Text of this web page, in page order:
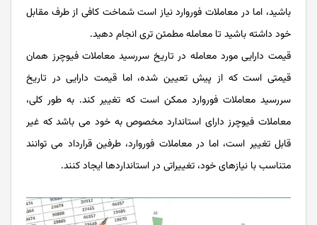
باشید، اما در معاملات فوروارد نیاز است شماخت کافی از طرف مقابل
خود داشته باشید تا معامله مطمئن تری انجام دهید.
قیمت دارایی مورد معامله در تاریخ سررسید معاملات فیوچرز همان
قیمتی است که از پیش تعیین شده، اما قیمت دارایی در تاریخ
سررسید معاملات فوروارد ممکن است که تغییر کند. به طور کلی،
معاملات فیوچرز دارای استاندارد مخصوص به خود می باشد که غیر
قابل تغییر است، اما در معاملات فوروارد، طرفین قرارداد می توانند
متناسب با نیازهای خود، تغییراتی در استانداردها ایجاد کنند.